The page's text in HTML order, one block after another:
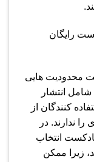
محدودیت هایی
انتشار
کنندگان از
ندارند. در
انتخاب
زیرا ممکن